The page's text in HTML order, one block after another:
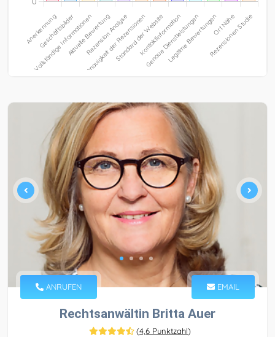
ANRUFEN EMAIL
Rechtsanwältin Britta Auer
(4,6 Punktzahl)